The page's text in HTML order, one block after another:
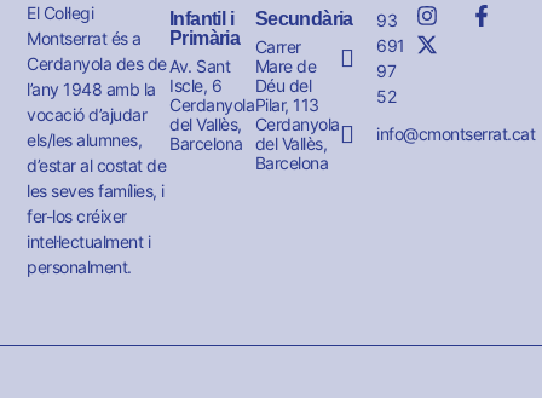
El Col·legi
Montserrat és a
Cerdanyola des de
l’any 1948 amb la
vocació d’ajudar
els/les alumnes,
d’estar al costat de
les seves famílies, i
fer-los créixer
intel·lectualment i
personalment.
Infantil i
Primària
Av. Sant
Iscle, 6
Cerdanyola
del Vallès,
Barcelona
Secundària
Carrer
Mare de
Déu del
Pilar, 113
Cerdanyola
del Vallès,
Barcelona
93
691
97
52
info@cmontserrat.cat